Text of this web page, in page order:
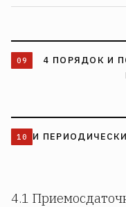
4 ПОРЯДОК И
И
4.1